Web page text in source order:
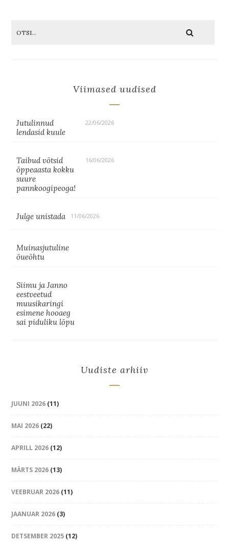
Viimased uudised
Jutulinnud
lendasid kuule
22/06/2026
Taibud võtsid
õppeaasta kokku
suure
pannkoogipeoga!
16/06/2026
Julge unistada 11/06/2026
Muinasjutuline
õueõhtu
Siimu ja Janno
eestveetud
muusikaringi
esimene hooaeg
sai piduliku lõpu
Uudiste arhiiv
JUUNI 2026 (11)
MAI 2026 (22)
APRILL 2026 (12)
MÄRTS 2026 (13)
VEEBRUAR 2026 (11)
JAANUAR 2026 (3)
DETSEMBER 2025 (12)